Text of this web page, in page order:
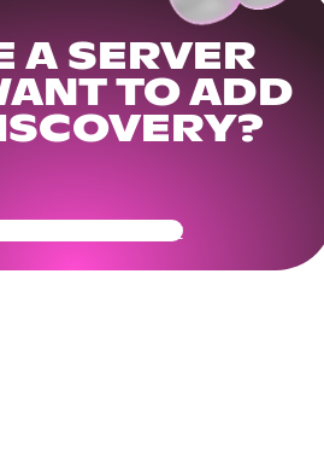
A SERVER
TO ADD
Community Ready